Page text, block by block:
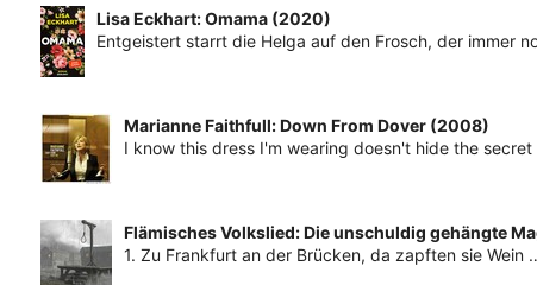
Lisa Eckhart: Omama (2020)
Entgeistert starrt die Helga auf den Frosch, der immer
Marianne Faithfull: Down From Dover (2008)
I know this dress I'm wearing doesn't hide the
Flämisches Volkslied: Die unschuldig gehängte
1. Zu Frankfurt an der Brücken, da zapften sie Wein